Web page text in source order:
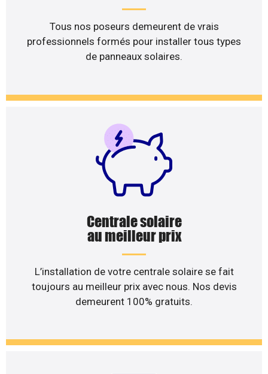
Tous nos poseurs demeurent de vrais
professionnels formés pour installer tous types
de panneaux solaires.
Centrale solaire
au meilleur prix
L’installation de votre centrale solaire se fait
toujours au meilleur prix avec nous. Nos devis
demeurent 100% gratuits.